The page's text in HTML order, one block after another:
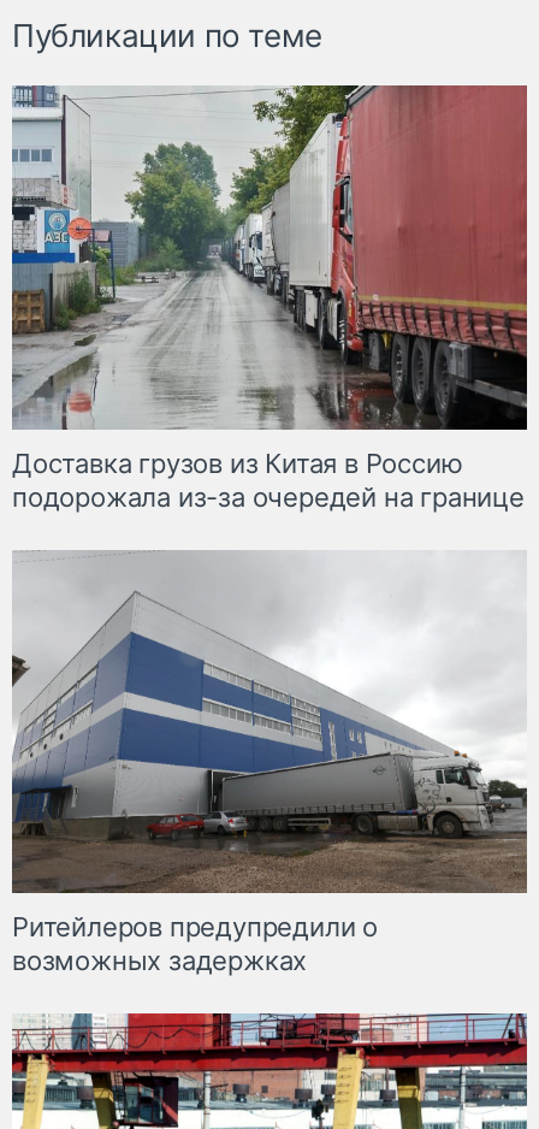
Публикации по теме
Доставка грузов из Китая в Россию
подорожала из-за очередей на границе
Ритейлеров предупредили о
возможных задержках